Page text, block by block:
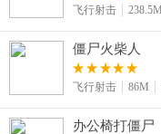
飞行射击 238.5M
僵尸火柴人
飞行射击 86M
办公椅打僵尸